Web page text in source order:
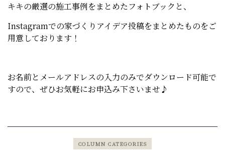
キキの厳選の施工事例をまとめたフォトブックと、
Instagramでの家づくりアイデア投稿をまとめたものをご
用意しております！
お名前とメールアドレスの入力のみでダウンロード可能で
すので、ぜひお気軽にお申込み下さいませ♪
COLUMN CATEGORIES